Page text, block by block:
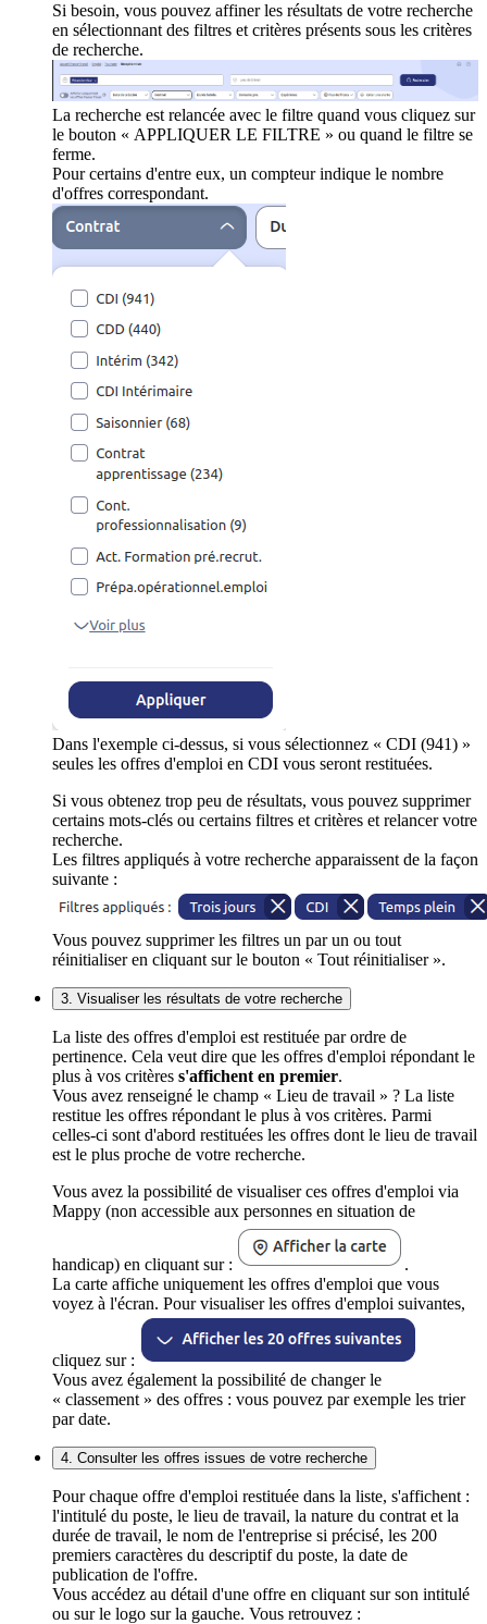
Si besoin, vous pouvez affiner les résultats de votre recherche
en sélectionnant des filtres et critères présents sous les critères
de recherche.
La recherche est relancée avec le filtre quand vous cliquez sur
le bouton « APPLIQUER LE FILTRE » ou quand le filtre se
ferme.
Pour certains d'entre eux, un compteur indique le nombre
d'offres correspondant.
Dans l'exemple ci-dessus, si vous sélectionnez « CDI (941) »
seules les offres d'emploi en CDI vous seront restituées.
Si vous obtenez trop peu de résultats, vous pouvez supprimer
certains mots-clés ou certains filtres et critères et relancer votre
recherche.
Les filtres appliqués à votre recherche apparaissent de la façon
suivante :
Vous pouvez supprimer les filtres un par un ou tout
réinitialiser en cliquant sur le bouton « Tout réinitialiser ».
3. Visualiser les résultats de votre recherche
La liste des offres d'emploi est restituée par ordre de
pertinence. Cela veut dire que les offres d'emploi répondant le
plus à vos critères s'affichent en premier.
Vous avez renseigné le champ « Lieu de travail » ? La liste
restitue les offres répondant le plus à vos critères. Parmi
celles-ci sont d'abord restituées les offres dont le lieu de travail
est le plus proche de votre recherche.
Vous avez la possibilité de visualiser ces offres d'emploi via
Mappy (non accessible aux personnes en situation de
handicap) en cliquant sur :
.
La carte affiche uniquement les offres d'emploi que vous
voyez à l'écran. Pour visualiser les offres d'emploi suivantes,
cliquez sur :
Vous avez également la possibilité de changer le
« classement » des offres : vous pouvez par exemple les trier
par date.
4. Consulter les offres issues de votre recherche
Pour chaque offre d'emploi restituée dans la liste, s'affichent :
l'intitulé du poste, le lieu de travail, la nature du contrat et la
durée de travail, le nom de l'entreprise si précisé, les 200
premiers caractères du descriptif du poste, la date de
publication de l'offre.
Vous accédez au détail d'une offre en cliquant sur son intitulé
ou sur le logo sur la gauche. Vous retrouvez :